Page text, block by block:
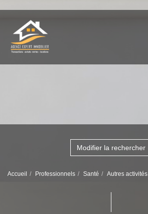
Modifier la rechercher
Accueil Professionnels Santé Autres activités